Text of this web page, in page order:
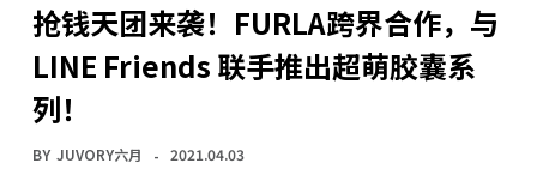
抢钱天团来袭！FURLA跨界合作，与
LINE Friends 联手推出超萌胶囊系
列！
BY JUVORY六月 2021.04.03